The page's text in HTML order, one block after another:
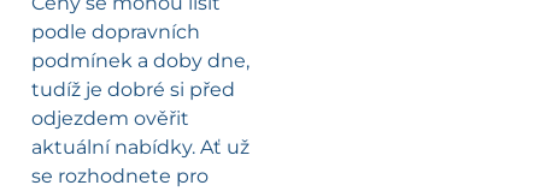
podle dopravních
podmínek a doby dne,
tudíž je dobré si před
odjezdem ověřit
aktuální nabídky. Ať už
se rozhodnete pro